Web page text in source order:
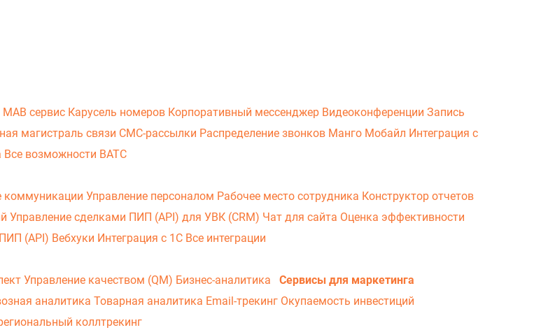
МАВ сервис Карусель номеров Корпоративный мессенджер Видеоконференции Запись
магистраль связи СМС-рассылки Распределение звонков Манго Мобайл Интеграция с
Все возможности ВАТС
Управление персоналом Рабочее место сотрудника Конструктор отчетов
Управление сделками ПИП (API) для УВК (CRM) Чат для сайта Оценка эффективности
(API) Вебхуки Интеграция с 1С Все интеграции
Управление качеством (QM) Бизнес-аналитика
Сервисы для маркетинга
аналитика Товарная аналитика Email-трекинг Окупаемость инвестиций
коллтрекинг